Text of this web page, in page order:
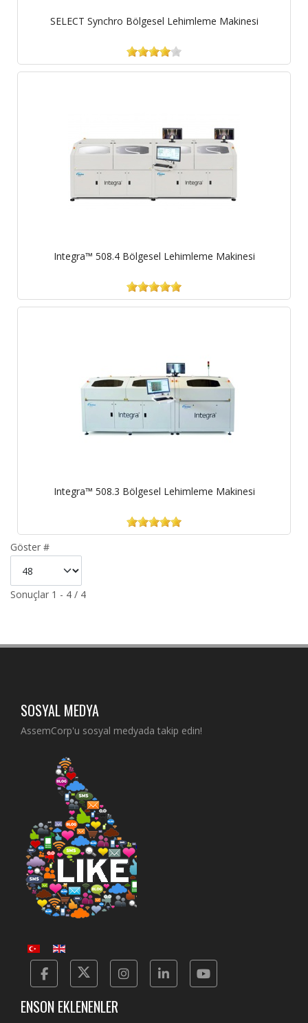
SELECT Synchro Bölgesel Lehimleme Makinesi
Integra™ 508.4 Bölgesel Lehimleme Makinesi
Integra™ 508.3 Bölgesel Lehimleme Makinesi
Göster #
Sonuçlar 1 - 4 / 4
SOSYAL MEDYA
AssemCorp'u sosyal medyada takip edin!
FacebookTwitterInstagramLinkedinYotube
ENSON EKLENENLER